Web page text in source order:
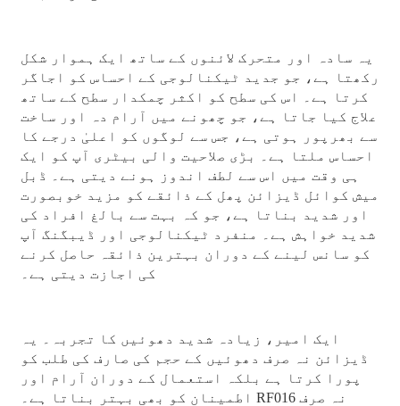
یہ سادہ اور متحرک لائنوں کے ساتھ ایک ہموار شکل
رکھتا ہے، جو جدید ٹیکنالوجی کے احساس کو اجاگر
کرتا ہے۔ اس کی سطح کو اکثر چمکدار سطح کے ساتھ
علاج کیا جاتا ہے، جو چھونے میں آرام دہ اور ساخت
سے بھرپور ہوتی ہے، جس سے لوگوں کو اعلیٰ درجے کا
احساس ملتا ہے۔ بڑی صلاحیت والی بیٹری آپ کو ایک
ہی وقت میں اس سے لطف اندوز ہونے دیتی ہے۔ ڈبل
میش کوائل ڈیزائن پھل کے ذائقے کو مزید خوبصورت
اور شدید بناتا ہے، جو کہ بہت سے بالغ افراد کی
شدید خواہش ہے۔ منفرد ٹیکنالوجی اور ڈیبگنگ آپ
کو سانس لینے کے دوران بہترین ذائقہ حاصل کرنے
کی اجازت دیتی ہے۔
ایک امیر، زیادہ شدید دھوئیں کا تجربہ۔ یہ
ڈیزائن نہ صرف دھوئیں کے حجم کی صارف کی طلب کو
پورا کرتا ہے بلکہ استعمال کے دوران آرام اور
اطمینان کو بھی بہتر بناتا ہے۔ RF016 نہ صرف